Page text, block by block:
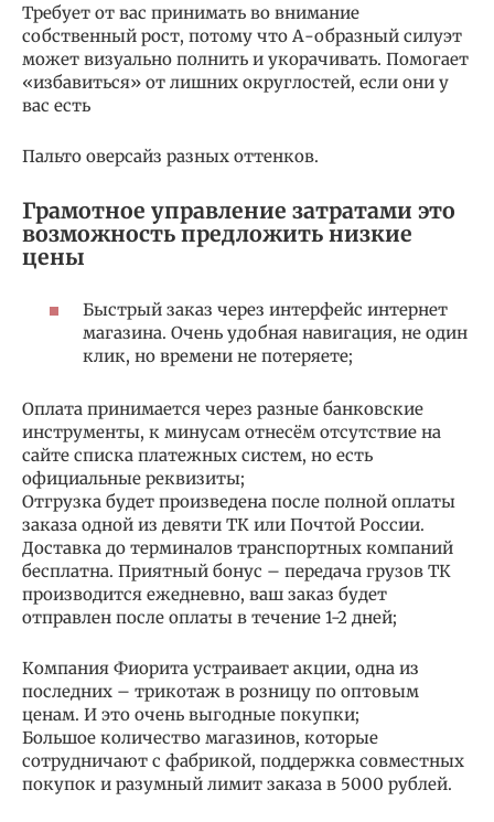
Требует от вас принимать во внимание
собственный рост, потому что А-образный силуэт
может визуально полнить и укорачивать. Помогает
«избавиться» от лишних округлостей, если они у
вас есть
Пальто оверсайз разных оттенков.
Грамотное управление затратами это
возможность предложить низкие
цены
Быстрый заказ через интерфейс интернет
магазина. Очень удобная навигация, не один
клик, но времени не потеряете;
Оплата принимается через разные банковские
инструменты, к минусам отнесём отсутствие на
сайте списка платежных систем, но есть
официальные реквизиты;
Отгрузка будет произведена после полной оплаты
заказа одной из девяти ТК или Почтой России.
Доставка до терминалов транспортных компаний
бесплатна. Приятный бонус – передача грузов ТК
производится ежедневно, ваш заказ будет
отправлен после оплаты в течение 1-2 дней;
Компания Фиорита устраивает акции, одна из
последних – трикотаж в розницу по оптовым
ценам. И это очень выгодные покупки;
Большое количество магазинов, которые
сотрудничают с фабрикой, поддержка совместных
покупок и разумный лимит заказа в 5000 рублей.